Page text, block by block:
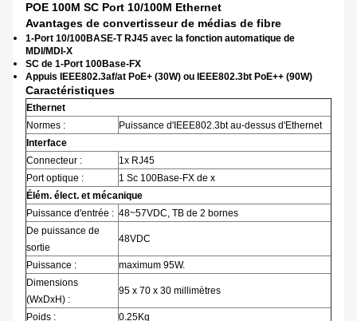
POE 100M SC Port 10/100M Ethernet
Avantages de convertisseur de médias de fibre
1-Port 10/100BASE-T RJ45 avec la fonction automatique de
MDI/MDI-X
SC de 1-Port 100Base-FX
Appuis IEEE802.3af/at PoE+ (30W) ou IEEE802.3bt PoE++ (90W)
Caractéristiques
Ethernet
Normes :
Puissance d'IEEE802.3bt au-dessus d'Ethernet
Interface
Connecteur :
1x RJ45
Port optique :
1 Sc 100Base-FX de x
Élém. élect. et mécanique
Puissance d'entrée : 48~57VDC, TB de 2 bornes
De puissance de
sortie
48VDC
Puissance :
maximum 95W.
Dimensions
(WxDxH) :
95 x 70 x 30 millimètres
Poids : 0.25Kg